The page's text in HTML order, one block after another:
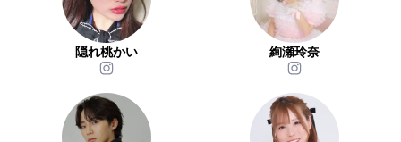
隠れ桃かい 絢瀬玲奈